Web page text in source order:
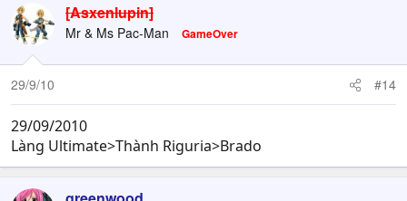
[Asxenlupin]
Mr & Ms Pac-Man GameOver
29/9/10 #14
29/09/2010
Làng Ultimate>Thành Riguria>Brado